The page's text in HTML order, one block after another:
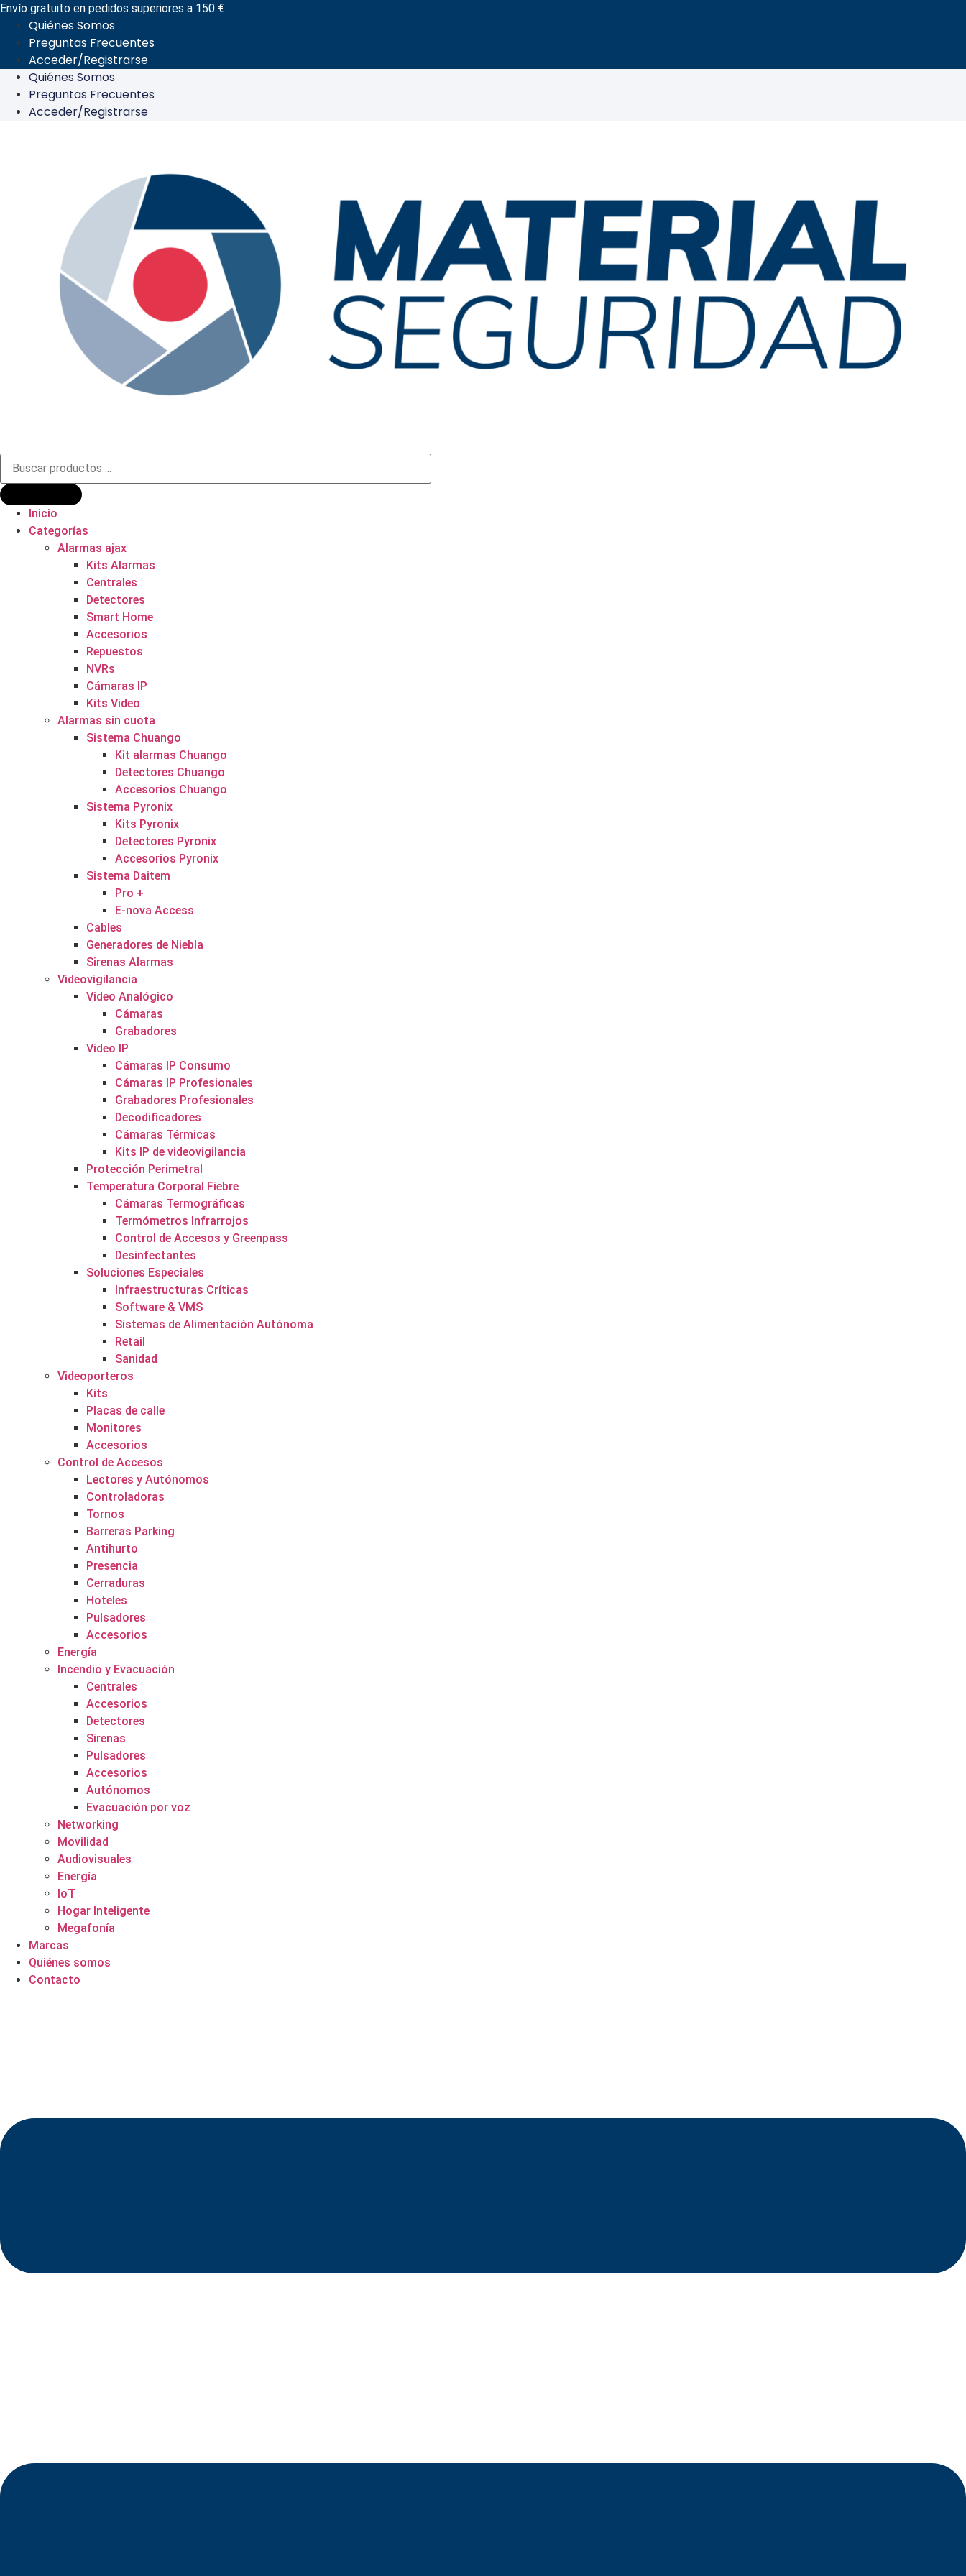
Ir
contenido
Envío gratuito en pedidos superiores a 150 €
Quiénes Somos
Preguntas Frecuentes
Acceder/Registrarse
Quiénes Somos
Preguntas Frecuentes
Acceder/Registrarse
Búsqueda
productos
Inicio
Categorías
Alarmas ajax
Kits Alarmas
Centrales
Detectores
Smart Home
Accesorios
Repuestos
NVRs
Cámaras IP
Kits Video
Alarmas sin cuota
Sistema Chuango
Kit alarmas Chuango
Detectores Chuango
Accesorios Chuango
Sistema Pyronix
Kits Pyronix
Detectores Pyronix
Accesorios Pyronix
Sistema Daitem
Pro +
E-nova Access
Cables
Generadores de Niebla
Sirenas Alarmas
Videovigilancia
Video Analógico
Cámaras
Grabadores
Video IP
Cámaras IP Consumo
Cámaras IP Profesionales
Grabadores Profesionales
Decodificadores
Cámaras Térmicas
Kits IP de videovigilancia
Protección Perimetral
Temperatura Corporal Fiebre
Cámaras Termográficas
Termómetros Infrarrojos
Control de Accesos y Greenpass
Desinfectantes
Soluciones Especiales
Infraestructuras Críticas
Software & VMS
Sistemas de Alimentación Autónoma
Retail
Sanidad
Videoporteros
Kits
Placas de calle
Monitores
Accesorios
Control de Accesos
Lectores y Autónomos
Controladoras
Tornos
Barreras Parking
Antihurto
Presencia
Cerraduras
Hoteles
Pulsadores
Accesorios
Energía
Incendio y Evacuación
Centrales
Accesorios
Detectores
Sirenas
Pulsadores
Accesorios
Autónomos
Evacuación por voz
Networking
Movilidad
Audiovisuales
Energía
IoT
Hogar Inteligente
Megafonía
Marcas
Quiénes somos
Contacto